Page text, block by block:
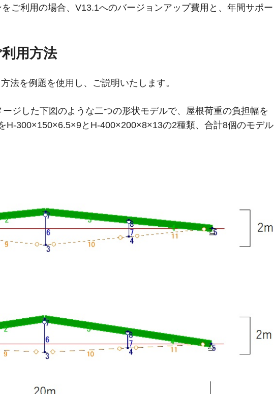
ご利用の場合、V13.1へのバージョンアップ費用と、年間サポー
用方法
法を例題を使用し、ご説明いたします。
ジした下図のような二つの形状モデルで、屋根荷重の負担幅を
H-300×150×6.5×9とH-400×200×8×13の2種類、合計8個のモデル